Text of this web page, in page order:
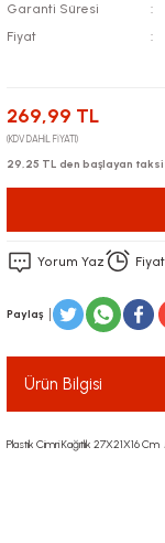
Garanti Süresi
Fiyat
269,99 TL
(KDV DAHİL FİYATI)
29,25 TL den başlayan
Yorum Yaz
Paylaş
Ürün Bilgisi
Plastik Cimri Kağıtlık 27X21X16